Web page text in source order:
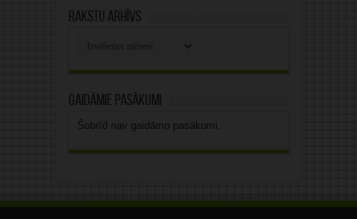
Rakstu arhīvs
Gaidāmie pasākumi
Šobrīd nav gaidāmo pasākumi.